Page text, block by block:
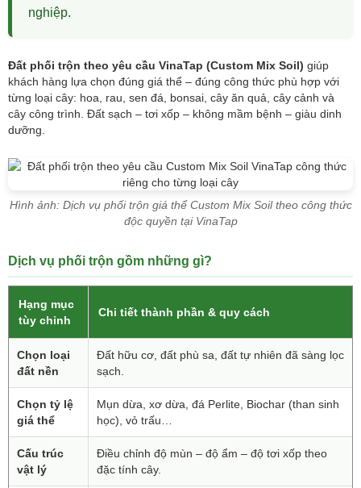
nghiệp.
Đất phối trộn theo yêu cầu VinaTap (Custom Mix Soil) giúp
khách hàng lựa chọn đúng giá thể – đúng công thức phù hợp với
từng loại cây: hoa, rau, sen đá, bonsai, cây ăn quả, cây cảnh và
cây công trình. Đất sạch – tơi xốp – không mầm bệnh – giàu dinh
dưỡng.
Hình ảnh: Dịch vụ phối trộn giá thể Custom Mix Soil theo công thức
độc quyền tại VinaTap
Dịch vụ phối trộn gồm những gì?
Hạng mục
tùy chỉnh
Chi tiết thành phần & quy cách
Chọn loại
đất nền
Đất hữu cơ, đất phù sa, đất tự nhiên đã sàng lọc
sạch.
Chọn tỷ lệ
giá thể
Mụn dừa, xơ dừa, đá Perlite, Biochar (than sinh
học), vỏ trấu…
Cấu trúc
vật lý
Điều chỉnh độ mùn – độ ẩm – độ tơi xốp theo
đặc tính cây.